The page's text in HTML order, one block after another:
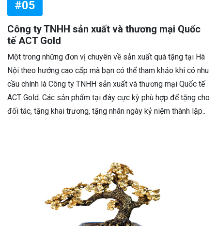
#05
Công ty TNHH sản xuất và thương mại Quốc
tế ACT Gold
Một trong những đơn vị chuyên về sản xuất quà tặng tại Hà
Nội theo hướng cao cấp mà bạn có thể tham khảo khi có nhu
cầu chính là Công ty TNHH sản xuất và thương mại Quốc tế
ACT Gold. Các sản phẩm tại đây cực kỳ phù hợp để tặng cho
đối tác, tặng khai trương, tặng nhân ngày kỷ niệm thành lập..